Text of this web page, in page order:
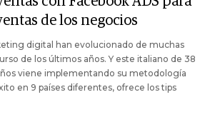
de los negocios
digital han evolucionado de muchas
de los últimos años. Y este italiano de 38
viene implementando su metodología
en 9 países diferentes, ofrece los tips